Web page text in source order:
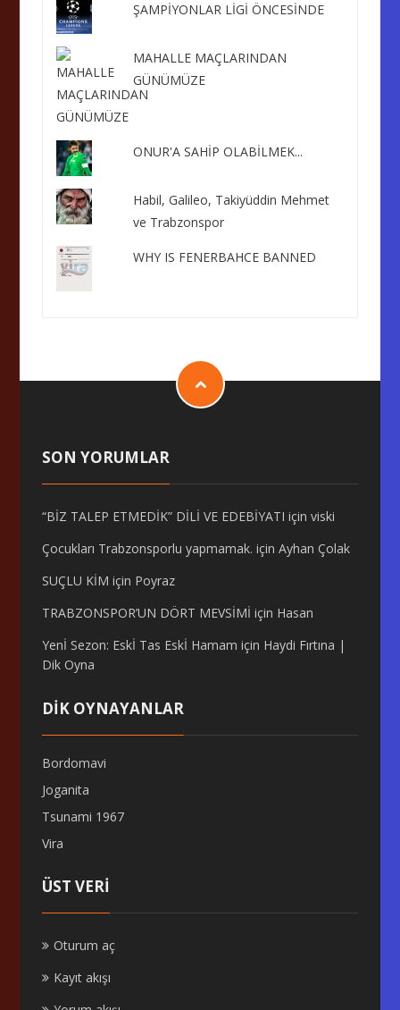
ŞAMPİYONLAR LİGİ ÖNCESİNDE
MAHALLE MAÇLARINDAN
GÜNÜMÜZE
ONUR'A SAHİP OLABİLMEK...
Habil, Galileo, Takiyüddin Mehmet
ve Trabzonspor
WHY IS FENERBAHCE BANNED
SON YORUMLAR
“BİZ TALEP ETMEDİK” DİLİ VE EDEBİYATI içinviski
Çocukları Trabzonsporlu yapmamak. içinAyhan Çolak
SUÇLU KİM için Poyraz
TRABZONSPOR’UN DÖRT MEVSİMİ için Hasan
Yenİ Sezon: Eskİ Tas Eskİ Hamam için Haydi Fırtına |
Dik Oyna
DİK OYNAYANLAR
Bordomavi
Joganita
Tsunami 1967
Vira
ÜST VERI
Oturum aç
Kayıt akışı